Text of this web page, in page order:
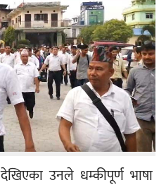
उनले धम्कीपूर्ण भाषा